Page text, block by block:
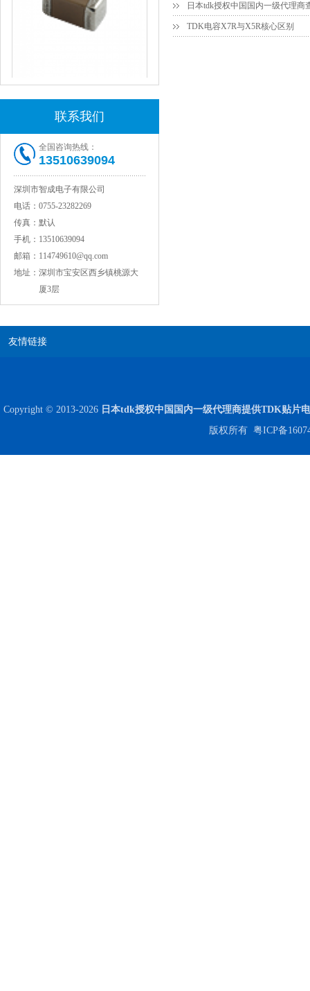
JOHANSON代理1812 1KV 100NF X7R高压贴片电容
Johanson电容一级代理 正品现货
联系我们
全国咨询热线：
13510639094
深圳市智成电子有限公司
电话： 0755-23282269
传真： 默认
手机： 13510639094
邮箱： 114749610@qq.com
地址： 深圳市宝安区西乡镇桃源大
厦3层
日本tdk授权中国国内一级代理商
TDK电容X7R与X5R核心区别
友情链接
Copyright © 2013-2026 日本tdk授权中国国内一级代理商提供TDK贴片
版权所有 粤ICP备